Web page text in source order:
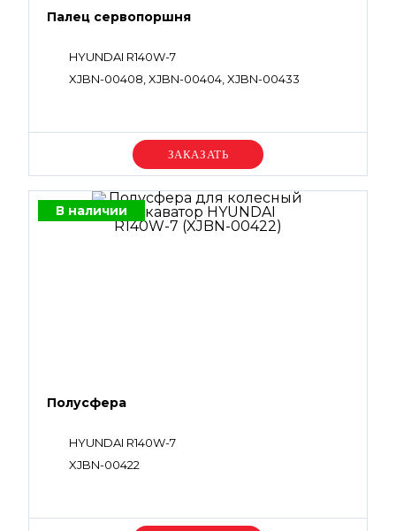
Палец сервопоршня
HYUNDAI R140W-7
XJBN-00408, XJBN-00404, XJBN-00433
Уточняйте цену
В наличии
Полусфера
HYUNDAI R140W-7
XJBN-00422